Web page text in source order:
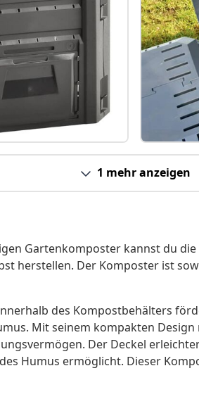
1 mehr anzeigen
Gartenkomposter kannst du
herstellen. Der Komposter ist
des Kompostbehälters
Mit seinem kompakten
Der Deckel
Humus ermöglicht. Dieser